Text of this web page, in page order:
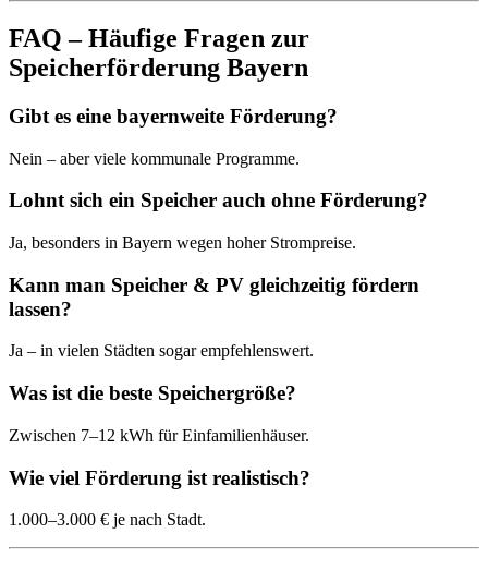
FAQ – Häufige Fragen zur
Speicherförderung Bayern
Gibt es eine bayernweite Förderung?
Nein – aber viele kommunale Programme.
Lohnt sich ein Speicher auch ohne Förderung?
Ja, besonders in Bayern wegen hoher Strompreise.
Kann man Speicher & PV gleichzeitig fördern
lassen?
Ja – in vielen Städten sogar empfehlenswert.
Was ist die beste Speichergröße?
Zwischen 7–12 kWh für Einfamilienhäuser.
Wie viel Förderung ist realistisch?
1.000–3.000 € je nach Stadt.